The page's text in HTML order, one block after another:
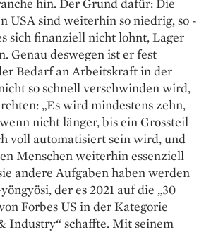
USA sind weiterhin so niedrig, so
sich finanziell nicht lohnt, ­Lager
Genau deswegen ist er fest
Bedarf an ­Arbeitskraft in der
so schnell verschwinden wird,
„Es wird mindestens zehn,
nicht länger, bis ein Grossteil
voll auto­matisiert sein wird, und
Menschen weiterhin essenziell
andere ­Aufgaben haben werden
der es 2021 auf die „30
Forbes US in der Kategorie
Industry“ schaffte. Mit seinem